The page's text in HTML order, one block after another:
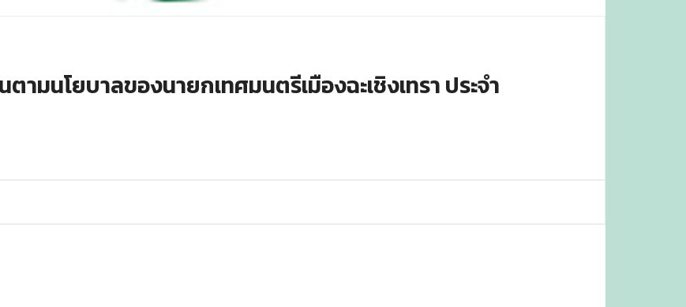
มนโยบาลของนายกเทศมนตรีเมืองฉะเชิงเทรา ประจำ